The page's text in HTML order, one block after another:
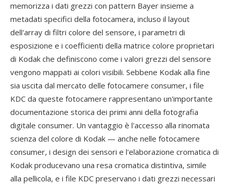
memorizza i dati grezzi con pattern Bayer insieme a
metadati specifici della fotocamera, incluso il layout
dell'array di filtri colore del sensore, i parametri di
esposizione e i coefficienti della matrice colore proprietari
di Kodak che definiscono come i valori grezzi del sensore
vengono mappati ai colori visibili. Sebbene Kodak alla fine
sia uscita dal mercato delle fotocamere consumer, i file
KDC da queste fotocamere rappresentano un'importante
documentazione storica dei primi anni della fotografia
digitale consumer. Un vantaggio è l'accesso alla rinomata
scienza del colore di Kodak — anche nelle fotocamere
consumer, i design dei sensori e l'elaborazione cromatica di
Kodak producevano una resa cromatica distintiva, simile
alla pellicola, e i file KDC preservano i dati grezzi necessari